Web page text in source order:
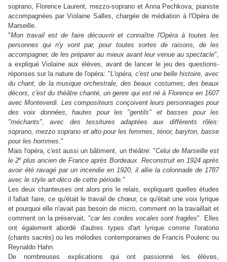
soprano, Florence Laurent, mezzo-soprano et Anna Pechkova, pianiste
accompagnées par Violaine Salles, chargée de médiation à l'Opéra de
Marseille.
"Mon travail est de faire découvrir et connaître l'Opéra à toutes les
personnes qui n'y vont par, pour toutes sortes de raisons, de les
accompagner, de les préparer au mieux avant leur venue au spectacle",
a expliqué Violaine aux élèves, avant de lancer le jeu des questions-
réponses sur la nature de l'opéra: "L'opéra, c'est une belle histoire, avec
du chant, de la musique orchestrale, des beaux costumes, des beaux
décors, c'est du théâtre chanté, un genre qui est né à Florence en 1607
avec Monteverdi. Les compositeurs conçoivent leurs personnages pour
des voix données, hautes pour les "gentils" et basses pour les
"méchants", avec des tessitures adaptées aux différents rôles:
soprano, mezzo soprano et alto pour les femmes, ténor, baryton, basse
pour les hommes."
Mais l'opéra, c'est aussi un bâtiment, un théâtre: "Celui de Marseille est
le 2e plus ancien de France après Bordeaux. Reconstruit en 1924 après
avoir été ravagé par un incendie en 1920, il allie la colonnade de 1787
avec le style art-déco de cette période."
Les deux chanteuses ont alors pris le relais, expliquant quelles études
il fallait faire, ce qu'était le travail de chœur, ce qu'était une voix lyrique
et pourquoi elle n'avait pas besoin de micro, comment on la travaillait et
comment on la préservait, "car les cordes vocales sont fragiles". Elles
ont également abordé d'autres types d'art lyrique comme l'oratorio
(chants sacrés) ou les mélodies contemporaines de Francis Poulenc ou
Reynaldo Hahn.
De nombreuses explications qui ont passionné les élèves,